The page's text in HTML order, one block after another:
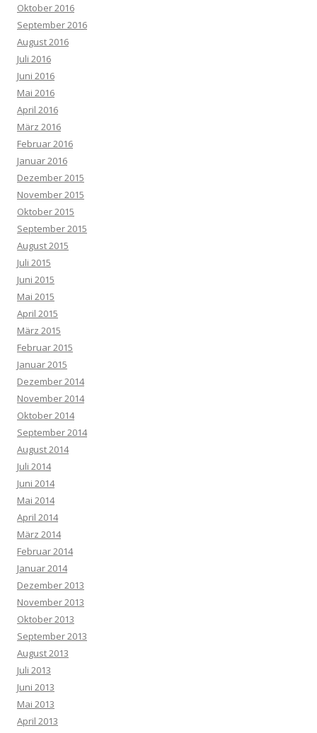
Oktober 2016
September 2016
August 2016
Juli 2016
Juni 2016
Mai 2016
April 2016
März 2016
Februar 2016
Januar 2016
Dezember 2015
November 2015
Oktober 2015
September 2015
August 2015
Juli 2015
Juni 2015
Mai 2015
April 2015
März 2015
Februar 2015
Januar 2015
Dezember 2014
November 2014
Oktober 2014
September 2014
August 2014
Juli 2014
Juni 2014
Mai 2014
April 2014
März 2014
Februar 2014
Januar 2014
Dezember 2013
November 2013
Oktober 2013
September 2013
August 2013
Juli 2013
Juni 2013
Mai 2013
April 2013